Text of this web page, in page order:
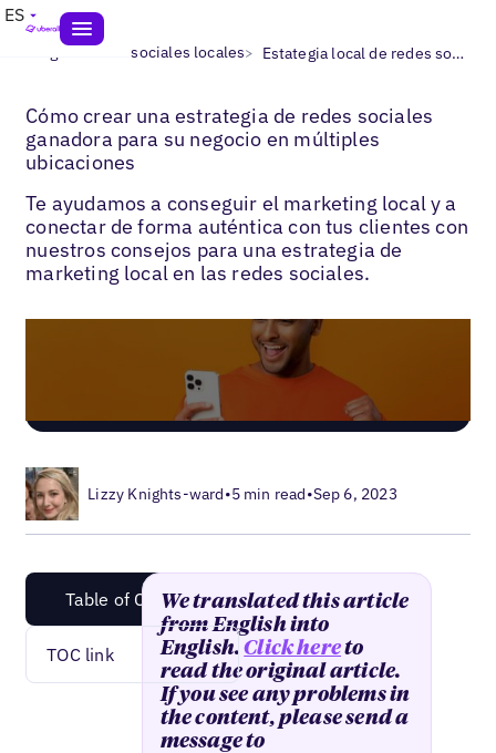
ES
Blogs> Redes sociales locales> Estategia local de redes sociales
Cómo crear una estrategia de redes sociales
ganadora para su negocio en múltiples
ubicaciones
Te ayudamos a conseguir el marketing local y a
conectar de forma auténtica con tus clientes con
nuestros consejos para una estrategia de
marketing local en las redes sociales.
Lizzy Knights-ward•5 min read•Sep 6, 2023
Table of Content
TOC link
We translated this article
from English into
English.Click hereto
read the original article.
If you see any problems in
the content, please send a
message to